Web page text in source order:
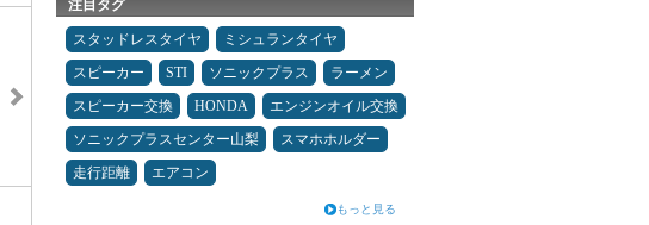
注目タグ
スタッドレスタイヤ
ミシュランタイヤ
スピーカー
STI ソニックプラス
ラーメン
スピーカー交換
HONDA
エンジンオイル交換
ソニックプラスセンター山梨
スマホホルダー
走行距離
エアコン
もっと見る